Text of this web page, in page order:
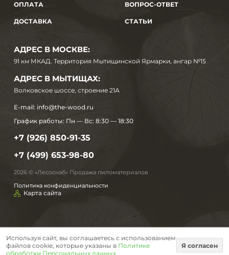
ОПЛАТА
ДОСТАВКА
ВОПРОС-ОТВЕТ
СТАТЬИ
АДРЕС В МОСКВЕ:
91 км МКАД. Территория Мытищинской Ярмарки, ангар №15
АДРЕС В МЫТИЩАХ:
Волковское шоссе, строение 21А
E-mail: info@the-wood.ru
График работы: Пн — Вс: 8:30 — 18:30
+7 (926) 850-91-35
+7 (499) 653-98-80
2026 © «Лесоснаб» Продажа пиломатериалов
Политика конфиденциальности
Карта сайта
Используя сайт, вы соглашаетесь с использованием
файлов cookie, которые указаны в Политике
обработки Персональных данных.
Я согласен